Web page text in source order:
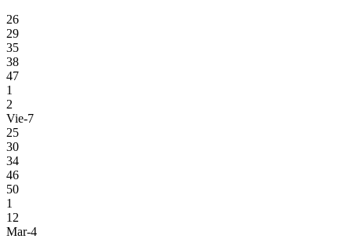
26
29
35
38
47
1
2
Vie-7
25
30
34
46
50
1
12
Mar-4